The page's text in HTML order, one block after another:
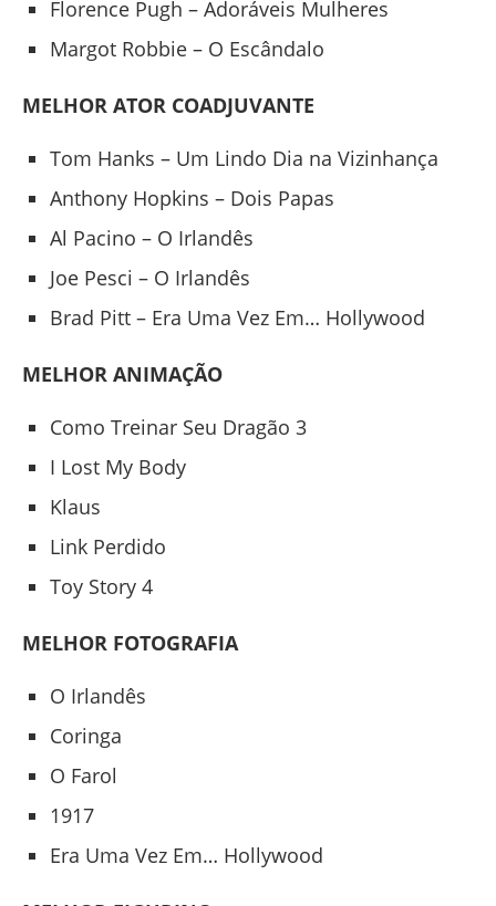
Florence Pugh – Adoráveis Mulheres
Margot Robbie – O Escândalo
MELHOR ATOR COADJUVANTE
Tom Hanks – Um Lindo Dia na Vizinhança
Anthony Hopkins – Dois Papas
Al Pacino – O Irlandês
Joe Pesci – O Irlandês
Brad Pitt – Era Uma Vez Em… Hollywood
MELHOR ANIMAÇÃO
Como Treinar Seu Dragão 3
I Lost My Body
Klaus
Link Perdido
Toy Story 4
MELHOR FOTOGRAFIA
O Irlandês
Coringa
O Farol
1917
Era Uma Vez Em… Hollywood